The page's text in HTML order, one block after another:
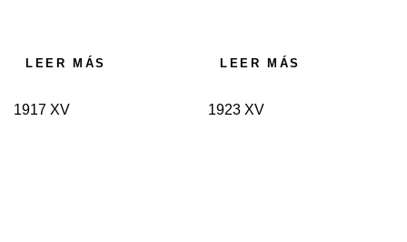
LEER MÁS
1917 XV
LEER MÁS
1923 XV